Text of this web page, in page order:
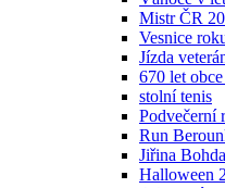
Mistr ČR
Vesnice
Jízda
670 let
stolní tenis
Podvečerní
Run
Jiřina
Halloween